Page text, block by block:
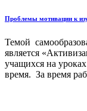
Проблемы мотивации к
Темой
является
учащихся на
время. За время